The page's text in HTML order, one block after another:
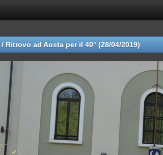
/ Ritrovo ad Aosta per il 40° (28/04/2019)